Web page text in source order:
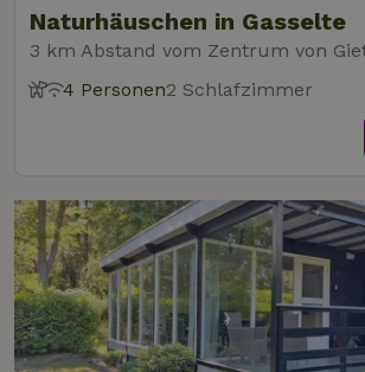
Naturhäuschen in Gasselte
3 km Abstand vom Zentrum von
4 Personen2 Schlafzimmer
_nhft_user-create-account
_nhftconstraint_privacy-
policy